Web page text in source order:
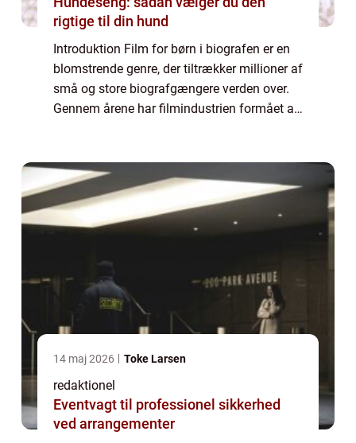
rigtige til din hund
Introduktion Film for børn i biografen er en
blomstrende genre, der tiltrækker millioner af
små og store biografgængere verden over.
Gennem årene har filmindustrien formået at
aldre, og biog...
14 maj 2026 Toke Larsen
redaktionel
Eventvagt til professionel sikkerhed
ved arrangementer